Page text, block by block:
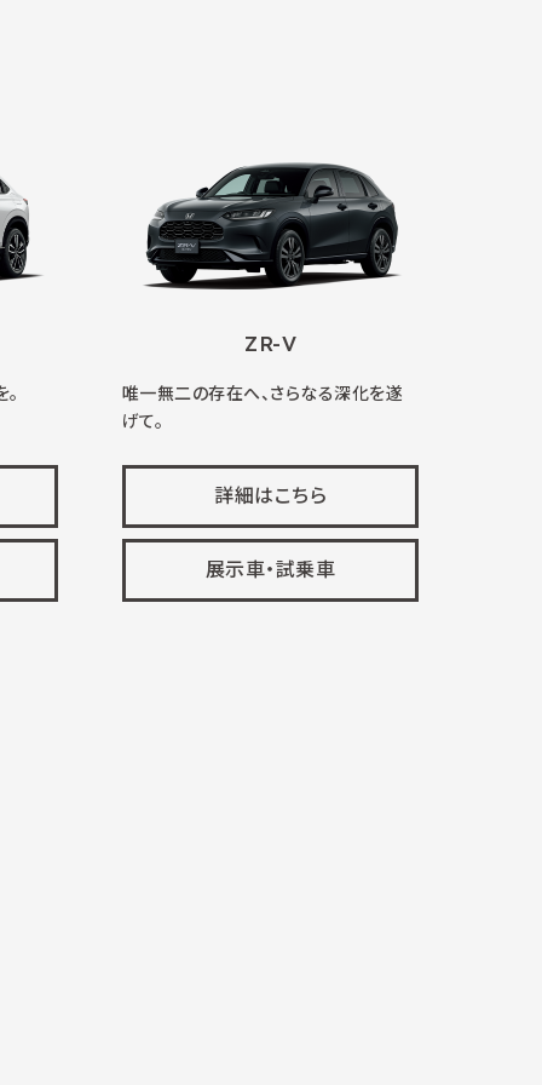
ZR-V
唯一無二の存在へ、さらなる深化を遂
げて。
詳細はこちら
展示車・試乗車